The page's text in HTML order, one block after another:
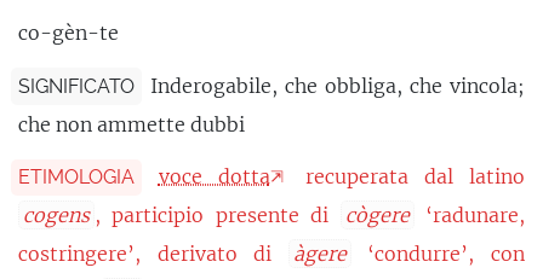
co-gèn-te
SIGNIFICATO
Inderogabile, che obbliga, che vincola;
che non ammette dubbi
ETIMOLOGIA voce dotta
recuperata dal latino
cogens , participio presente di cògere
‘radunare,
costringere’, derivato di
àgere
‘condurre’, con